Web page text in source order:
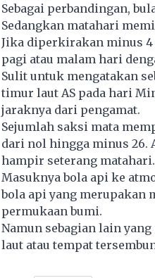
Sebagai perbandingan,
Sedangkan matahari
Jika diperkirakan minus 4
pagi atau malam hari
Sulit untuk mengatakan
timur laut AS pada hari
jaraknya dari pengamat.
Sejumlah saksi mata
dari nol hingga minus 26.
hampir seterang matahari.
Masuknya bola api ke
bola api yang merupakan
permukaan bumi.
Namun sebagian lain
laut atau tempat